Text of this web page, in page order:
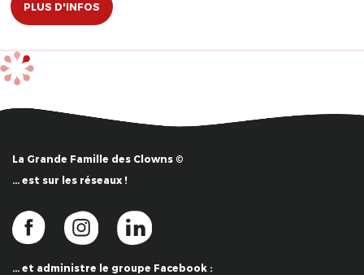
PLUS D'INFOS
La Grande Famille des Clowns ©
… est sur les réseaux !
… et administre le groupe Facebook :